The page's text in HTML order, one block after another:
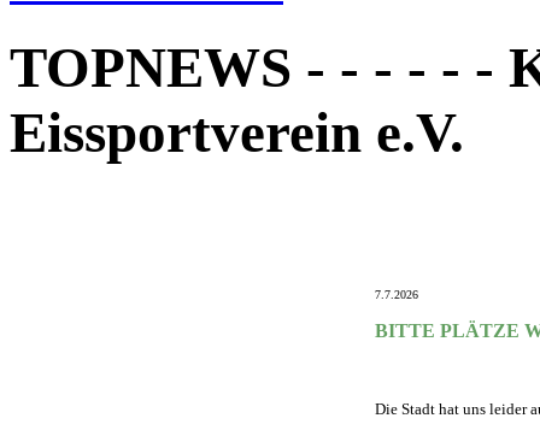
TOPNEWS - - - - - -
Eissportverein e.V.
7.7.2026
BITTE PLÄTZE
Die Stadt hat uns leider